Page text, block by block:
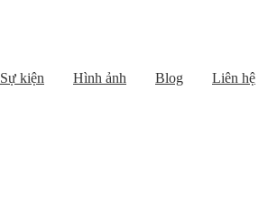
Sự kiện Hình ảnh Blog Liên hệ